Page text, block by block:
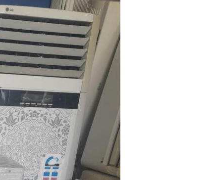
مستعملة
بجدة
–
0566947749
-شراء
مكيفات
تالفة